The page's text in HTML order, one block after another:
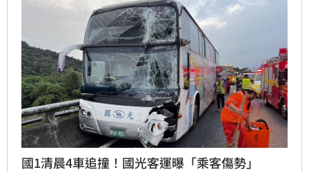
國1清晨4車追撞！國光客運曝「乘客傷勢」